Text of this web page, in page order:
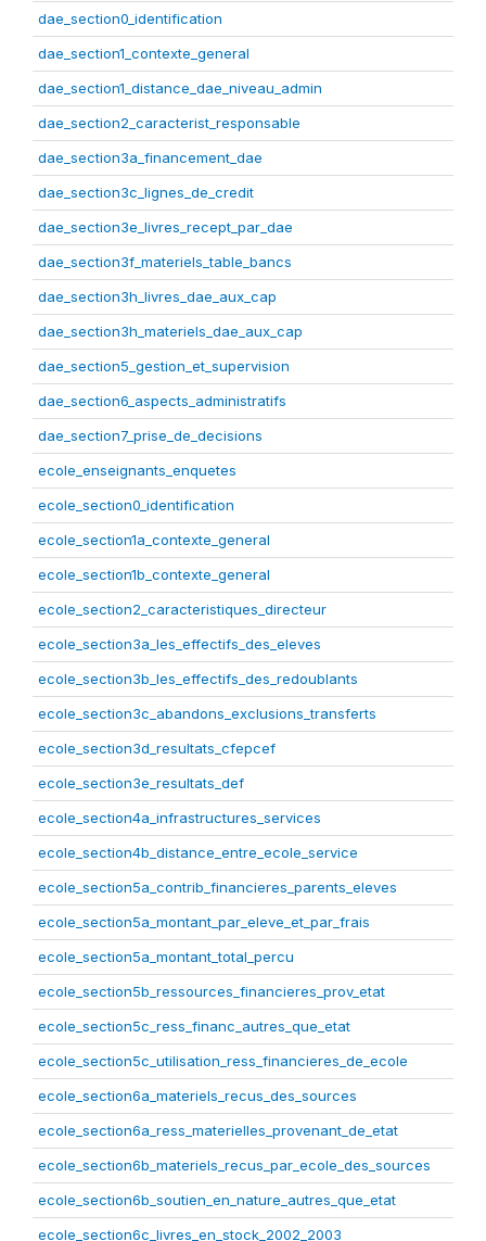
dae_section0_identification
dae_section1_contexte_general
dae_section1_distance_dae_niveau_admin
dae_section2_caracterist_responsable
dae_section3a_financement_dae
dae_section3c_lignes_de_credit
dae_section3e_livres_recept_par_dae
dae_section3f_materiels_table_bancs
dae_section3h_livres_dae_aux_cap
dae_section3h_materiels_dae_aux_cap
dae_section5_gestion_et_supervision
dae_section6_aspects_administratifs
dae_section7_prise_de_decisions
ecole_enseignants_enquetes
ecole_section0_identification
ecole_section1a_contexte_general
ecole_section1b_contexte_general
ecole_section2_caracteristiques_directeur
ecole_section3a_les_effectifs_des_eleves
ecole_section3b_les_effectifs_des_redoublants
ecole_section3c_abandons_exclusions_transferts
ecole_section3d_resultats_cfepcef
ecole_section3e_resultats_def
ecole_section4a_infrastructures_services
ecole_section4b_distance_entre_ecole_service
ecole_section5a_contrib_financieres_parents_eleves
ecole_section5a_montant_par_eleve_et_par_frais
ecole_section5a_montant_total_percu
ecole_section5b_ressources_financieres_prov_etat
ecole_section5c_ress_financ_autres_que_etat
ecole_section5c_utilisation_ress_financieres_de_ecole
ecole_section6a_materiels_recus_des_sources
ecole_section6a_ress_materielles_provenant_de_etat
ecole_section6b_materiels_recus_par_ecole_des_sources
ecole_section6b_soutien_en_nature_autres_que_etat
ecole_section6c_livres_en_stock_2002_2003